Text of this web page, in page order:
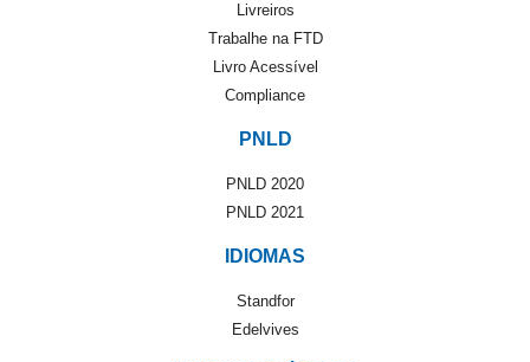
Livreiros
Trabalhe na FTD
Livro Acessível
Compliance
PNLD
PNLD 2020
PNLD 2021
IDIOMAS
Standfor
Edelvives